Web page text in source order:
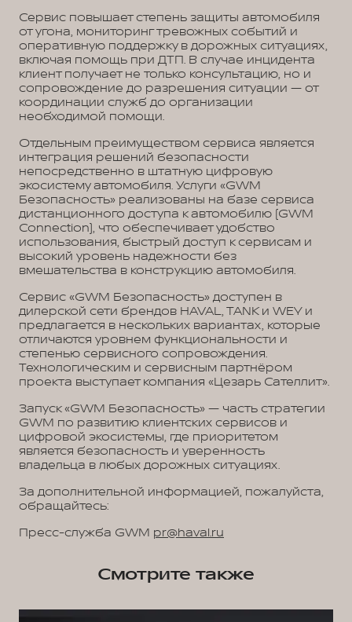
Сервис повышает степень защиты автомобиля
от угона, мониторинг тревожных событий и
оперативную поддержку в дорожных ситуациях,
включая помощь при ДТП. В случае инцидента
клиент получает не только консультацию, но и
сопровождение до разрешения ситуации — от
координации служб до организации
необходимой помощи.
Отдельным преимуществом сервиса является
интеграция решений безопасности
непосредственно в штатную цифровую
экосистему автомобиля. Услуги «GWM
Безопасность» реализованы на базе сервиса
дистанционного доступа к автомобилю (GWM
Connection), что обеспечивает удобство
использования, быстрый доступ к сервисам и
высокий уровень надежности без
вмешательства в конструкцию автомобиля.
Сервис «GWM Безопасность» доступен в
дилерской сети брендов HAVAL, TANK и WEY и
предлагается в нескольких вариантах, которые
отличаются уровнем функциональности и
степенью сервисного сопровождения.
Технологическим и сервисным партнёром
проекта выступает компания «Цезарь Сателлит».
Запуск «GWM Безопасность» — часть стратегии
GWM по развитию клиентских сервисов и
цифровой экосистемы, где приоритетом
является безопасность и уверенность
владельца в любых дорожных ситуациях.
За дополнительной информацией, пожалуйста,
обращайтесь:
Пресс-служба GWM pr@haval.ru
Смотрите также